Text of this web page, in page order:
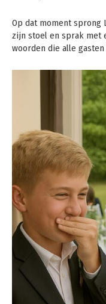
Op dat moment sprong
zijn stoel en sprak met
woorden die alle